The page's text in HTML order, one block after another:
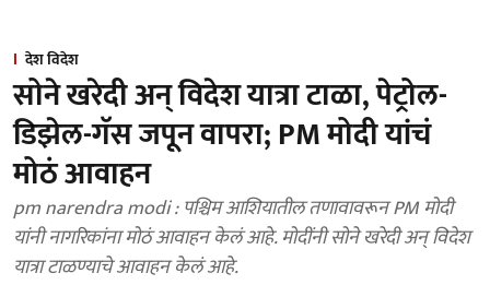
देश विदेश
सोने खरेदी अन् विदेश यात्रा टाळा, पेट्रोल-
डिझेल-गॅस जपून वापरा; PM मोदी यांचं
मोठं आवाहन
pm narendra modi : पश्चिम आशियातील तणावावरून PM मोदी
यांनी नागरिकांना मोठं आवाहन केलं आहे. मोदींनी सोने खरेदी अन् विदेश
यात्रा टाळण्याचे आवाहन केलं आहे.